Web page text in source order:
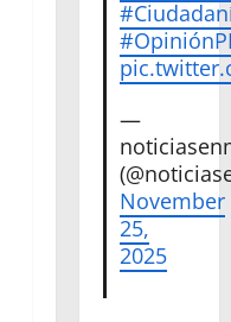
—
November
25,
2025